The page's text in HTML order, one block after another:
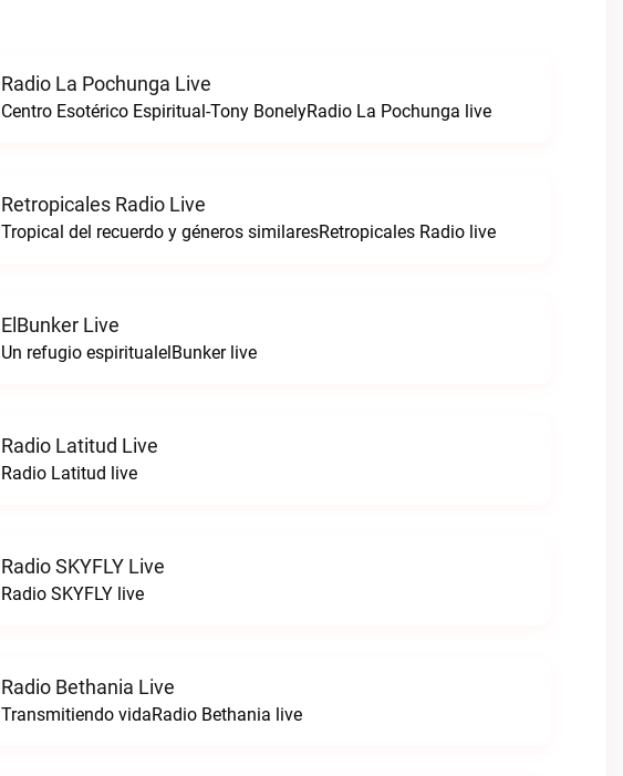
Radio La Pochunga Live
Centro Esotérico Espiritual-Tony BonelyRadio La Pochunga live
Retropicales Radio Live
Tropical del recuerdo y géneros similaresRetropicales Radio live
ElBunker Live
Un refugio espiritualelBunker live
Radio Latitud Live
Radio Latitud live
Radio SKYFLY Live
Radio SKYFLY live
Radio Bethania Live
Transmitiendo vidaRadio Bethania live